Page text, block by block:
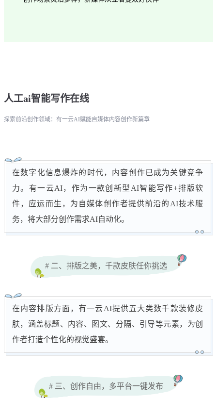
人工ai智能写作在线
探索前沿创作领域：有一云AI赋能自媒体内容创作新篇章
在数字化信息爆炸的时代，内容创作已成为关键竞争
力。有一云AI，作为一款创新型AI智能写作+排版软
件，应运而生，为自媒体创作者提供前沿的AI技术服
务，将大部分创作需求AI自动化。
# 二、排版之美，千款皮肤任你挑选
在内容排版方面，有一云AI提供五大类数千款装修皮
肤，涵盖标题、内容、图文、分隔、引导等元素，为创
作者打造个性化的视觉盛宴。
# 三、创作自由，多平台一键发布